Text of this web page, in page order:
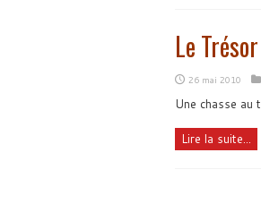
Le
26 mai 2010
Une chasse au
Lire la suite...